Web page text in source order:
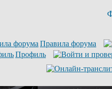
Правила форума
Профиль